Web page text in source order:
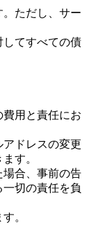
ただし、サー
てすべての債
用と責任にお
ドレスの変更
す。
合、事前の告
切の責任を負
。